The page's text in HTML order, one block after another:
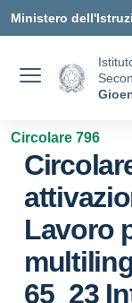
Ministero
Circolare 796
Lavoro
65_23